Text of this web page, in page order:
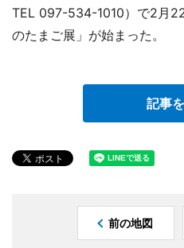
TEL 097-534-1010）で2月
のたまご展」が始まった。
記事
前の地図